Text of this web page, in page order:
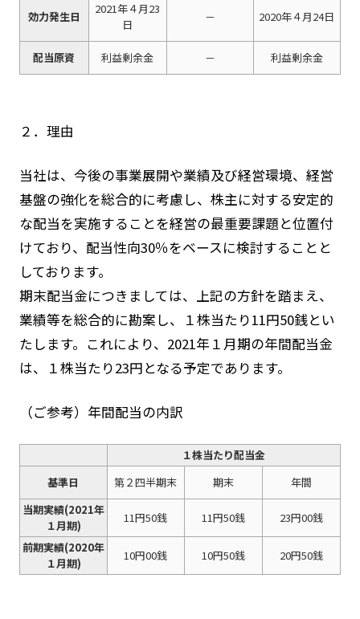
効力発生日
2021年４月23
日
－ 2020年４月24日
配当原資 利益剰余金 － 利益剰余金
２．理由
当社は、今後の事業展開や業績及び経営環境、経営
基盤の強化を総合的に考慮し、株主に対する安定的
な配当を実施することを経営の最重要課題と位置付
けており、配当性向30％をベースに検討することと
しております。
期末配当金につきましては、上記の方針を踏まえ、
業績等を総合的に勘案し、１株当たり11円50銭とい
たします。これにより、2021年１月期の年間配当金
は、１株当たり23円となる予定であります。
（ご参考）年間配当の内訳
１株当たり配当金
基準日
第２四半期末 期末
年間
当期実績(2021年
１月期)
11円50銭 11円50銭
23円00銭
前期実績(2020年
１月期)
10円00銭 10円50銭 20円50銭